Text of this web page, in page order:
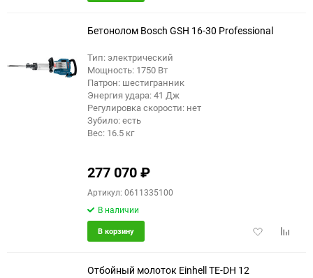
Бетонолом Bosch GSH 16-30 Professional
Тип: электрический
Мощность: 1750 Вт
Патрон: шестигранник
Энергия удара: 41 Дж
Регулировка скорости: нет
Зубило: есть
Вес: 16.5 кг
277 070₽
Артикул: 0611335100
В наличии
Добавить
В корзину
Отбойный молоток Einhell TE-DH 12